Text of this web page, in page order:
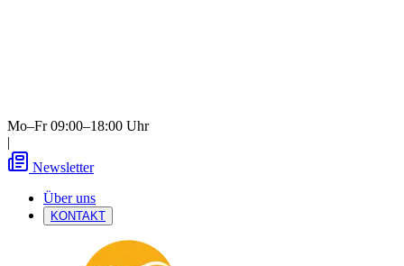
Mo–Fr 09:00–18:00 Uhr
|
Newsletter
Über uns
KONTAKT